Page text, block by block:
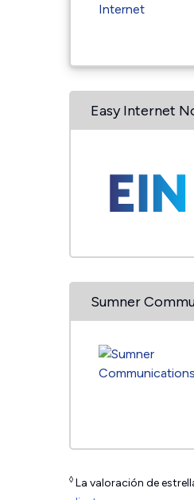
Easy Internet
Sumner
◊ La valoración de